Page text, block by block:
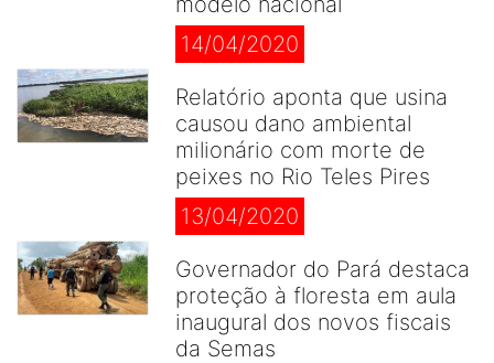
14/04/2020
Relatório aponta que usina
causou dano ambiental
milionário com morte de
peixes no Rio Teles Pires
13/04/2020
Governador do Pará destaca
proteção à floresta em aula
inaugural dos novos fiscais
da Semas